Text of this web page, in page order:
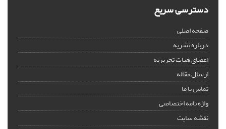
دسترسی سریع
صفحه اصلی
درباره نشریه
اعضای هیات تحریریه
ارسال مقاله
تماس با ما
واژه نامه اختصاصی
نقشه سایت